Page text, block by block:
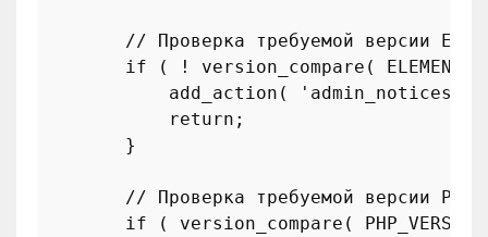
// Проверка требуемой версии
if ( ! version_compare (
add_action ( 'admin_notices'
return ;
        }
// Проверка требуемой версии PHP
if ( version_compare (